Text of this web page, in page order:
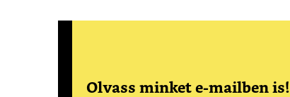
Olvass minket e-mailben is!